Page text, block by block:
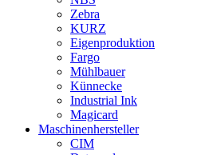
Zebra
KURZ
Eigenproduktion
Fargo
Mühlbauer
Künnecke
Industrial Ink
Magicard
Maschinenhersteller
CIM